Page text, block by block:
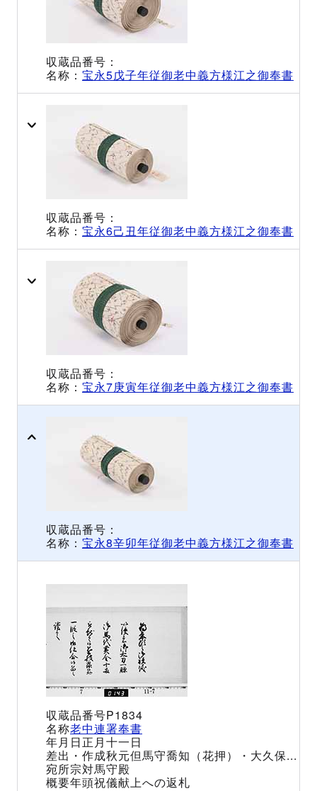
宝永5戊子年従御老中義方様江之御奉書
宝永6己丑年従御老中義方様江之御奉書
宝永7庚寅年従御老中義方様江之御奉書
宝永8辛卯年従御老中義方様江之御奉書
P1834
老中連署奉書
正月十一日
秋元但馬守喬知（花押）・大久保...
宗対馬守殿
年頭祝儀献上への返札